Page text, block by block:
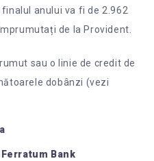
anului va fi de 2.962
de la Provident.
sau o linie de credit de
dobânzi (vezi
Ferratum Bank